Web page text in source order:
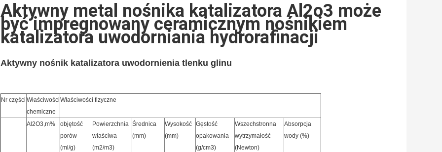
Aktywny metal nośnika katalizatora Al2o3 może
być impregnowany ceramicznym nośnikiem
katalizatora uwodorniania hydrorafinacji
Aktywny nośnik katalizatora uwodornienia tlenku glinu
Nr części Właściwości
chemiczne
Właściwości fizyczne
Al2O3,m%
objętość
porów
(ml/g)
Powierzchnia
właściwa
(m2/m3)
Średnica
(mm)
Wysokość
(mm)
Gęstość
opakowania
(g/cm3)
Wszechstronna
wytrzymałość
(Newton)
Absorpcja
wody (%)